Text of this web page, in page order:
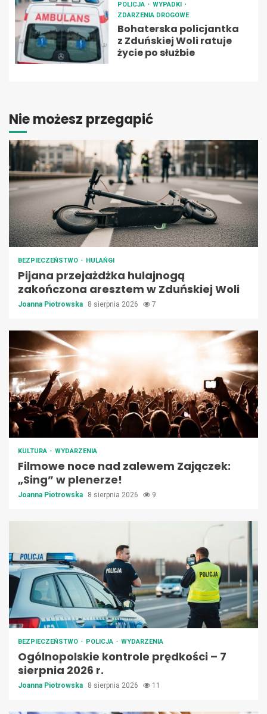
POLICJA
WYPADKI
ZDARZENIA DROGOWE
Bohaterska policjantka
z Zduńskiej Woli ratuje
życie po służbie
Nie możesz przegapić
BEZPIECZEŃSTWO HULAŃGI
Pijana przejażdżka hulajnogą
zakończona aresztem w Zduńskiej Woli
Joanna Piotrowska 8 sierpnia 2026 7
KULTURA WYDARZENIA
Filmowe noce nad zalewem Zajączek:
„Sing” w plenerze!
Joanna Piotrowska 8 sierpnia 2026 9
BEZPIECZEŃSTWO POLICJA WYDARZENIA
Ogólnopolskie kontrole prędkości – 7
sierpnia 2026 r.
Joanna Piotrowska 8 sierpnia 2026 11